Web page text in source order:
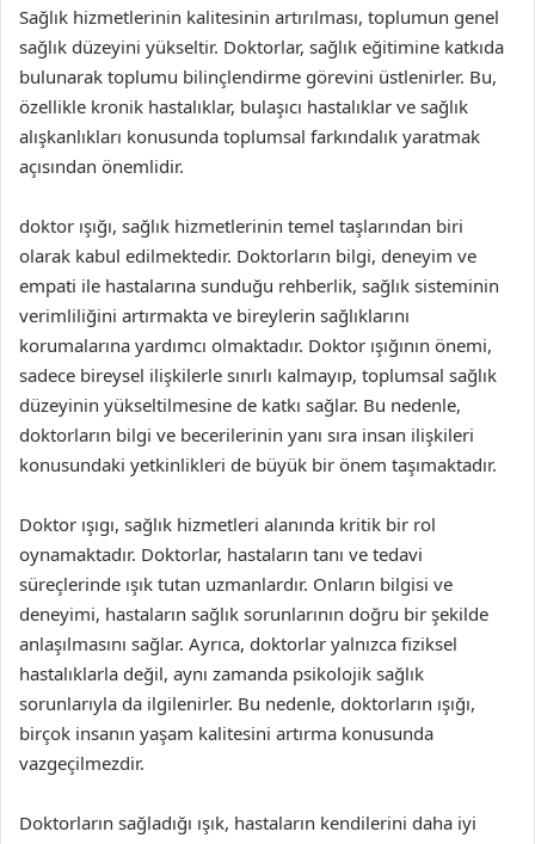
Sağlık hizmetlerinin kalitesinin artırılması, toplumun genel
sağlık düzeyini yükseltir. Doktorlar, sağlık eğitimine katkıda
bulunarak toplumu bilinçlendirme görevini üstlenirler. Bu,
özellikle kronik hastalıklar, bulaşıcı hastalıklar ve sağlık
alışkanlıkları konusunda toplumsal farkındalık yaratmak
açısından önemlidir.
doktor ışığı, sağlık hizmetlerinin temel taşlarından biri
olarak kabul edilmektedir. Doktorların bilgi, deneyim ve
empati ile hastalarına sunduğu rehberlik, sağlık sisteminin
verimliliğini artırmakta ve bireylerin sağlıklarını
korumalarına yardımcı olmaktadır. Doktor ışığının önemi,
sadece bireysel ilişkilerle sınırlı kalmayıp, toplumsal sağlık
düzeyinin yükseltilmesine de katkı sağlar. Bu nedenle,
doktorların bilgi ve becerilerinin yanı sıra insan ilişkileri
konusundaki yetkinlikleri de büyük bir önem taşımaktadır.
Doktor ışıgı, sağlık hizmetleri alanında kritik bir rol
oynamaktadır. Doktorlar, hastaların tanı ve tedavi
süreçlerinde ışık tutan uzmanlardır. Onların bilgisi ve
deneyimi, hastaların sağlık sorunlarının doğru bir şekilde
anlaşılmasını sağlar. Ayrıca, doktorlar yalnızca fiziksel
hastalıklarla değil, aynı zamanda psikolojik sağlık
sorunlarıyla da ilgilenirler. Bu nedenle, doktorların ışığı,
birçok insanın yaşam kalitesini artırma konusunda
vazgeçilmezdir.
Doktorların sağladığı ışık, hastaların kendilerini daha iyi